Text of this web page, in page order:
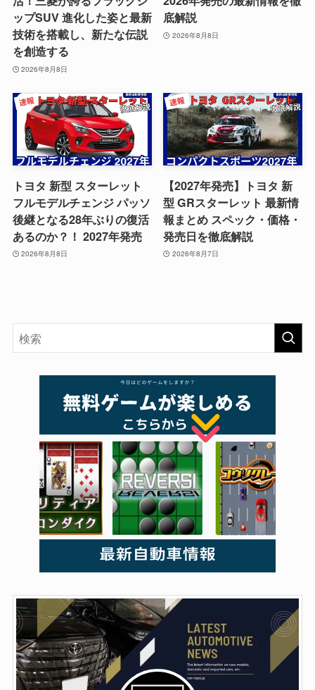
ップSUV 進化した姿と最新
技術を搭載し、新たな伝説
を創造する
2026年8月8日
底解説
2026年8月8日
トヨタ 新型 スターレット
フルモデルチェンジ パッソ
後継となる28年ぶりの復活
あるのか？！ 2027年発売
2026年8月8日
【2027年発売】トヨタ 新
型 GRスターレット 最新情
報まとめ スペック・価格・
発売日を徹底解説
2026年8月7日